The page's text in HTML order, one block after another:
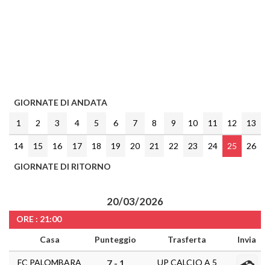
GIORNATE DI ANDATA
1
2 3 4 5 6 7 8 9 10 11 12 13
14 15 16 17 18 19 20 21 22 23 24 25
26
GIORNATE DI RITORNO
20/03/2026
ORE : 21:00
Casa
Punteggio Trasferta Invia
FC PALOMBARA UP CALCIO A 5